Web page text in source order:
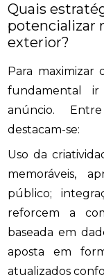
Quais
potencializar
exterior?
Para
fundamental
anúncio.
destacam-se:
Uso da
memoráveis,
público;
reforcem a
baseada em
aposta em
atualizados